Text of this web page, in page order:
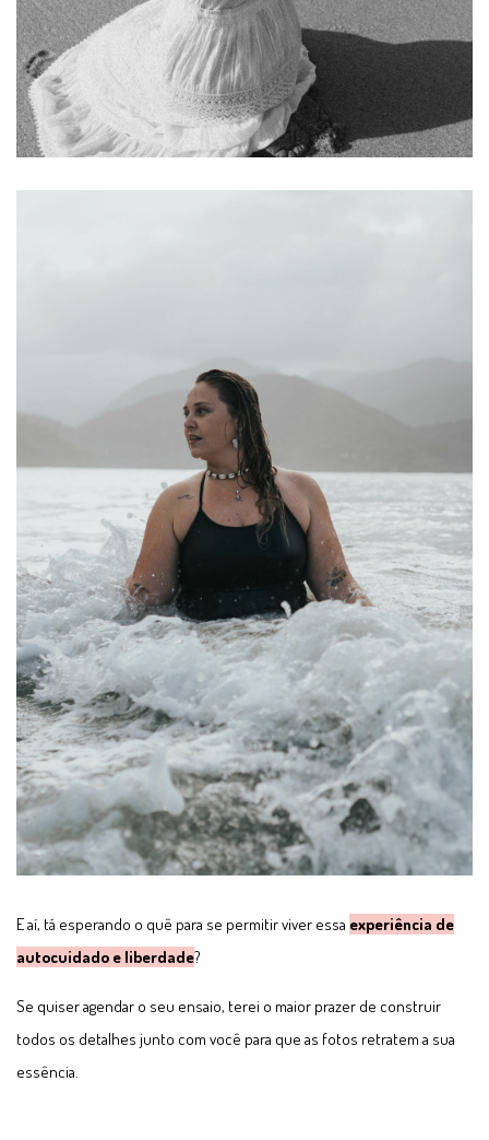
E aí, tá esperando o quê para se permitir viver essa experiência de
autocuidado e liberdade?
Se quiser agendar o seu ensaio, terei o maior prazer de construir
todos os detalhes junto com você para que as fotos retratem a sua
essência.